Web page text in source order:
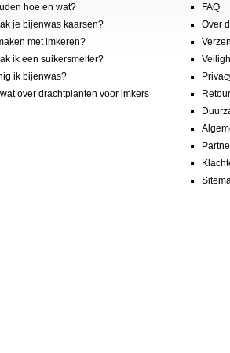
hoe en wat?
je bijenwas kaarsen?
met imkeren?
ik een suikersmelter?
ik bijenwas?
over drachtplanten voor imkers
FAQ
Over